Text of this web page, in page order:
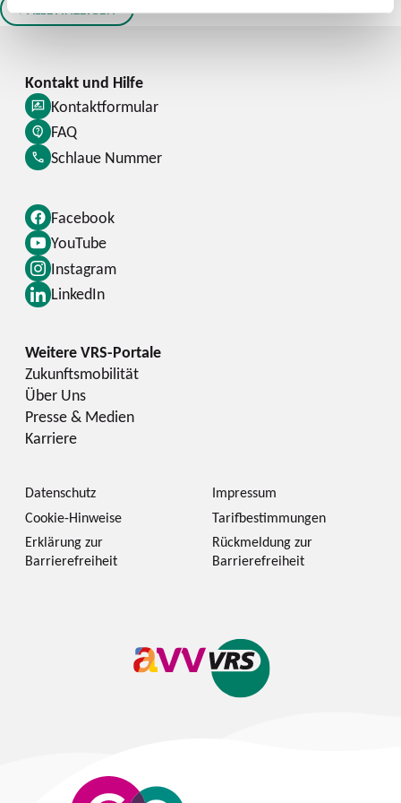
ALLE ANZEIGEN
Facebook
YouTube
Instagram
LinkedIn
Kontaktformular
FAQ
Schlaue Nummer
Zukunftsmobilität
Über Uns
Presse & Medien
Karriere
Datenschutz
Impressum
Cookie-Hinweise
Tarifbestimmungen
Erklärung zur
Barrierefreiheit
Rückmeldung zur
Barrierefreiheit